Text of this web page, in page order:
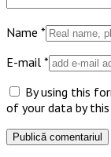
Name *
E-mail *
By using this
of your data by